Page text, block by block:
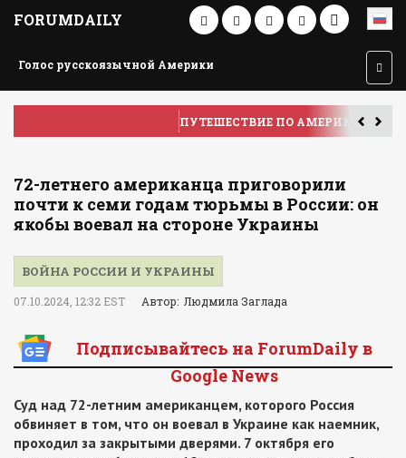
FORUMDAILY
Голос русскоязычной Америки
ПУТЕШЕСТВИЕ ПО АМЕРИКЕ
72-летнего американца приговорили
почти к семи годам тюрьмы в России: он
якобы воевал на стороне Украины
ВОЙНА РОССИИ И УКРАИНЫ
07.10.2024, 12:32 EST Автор: Людмила Заглада
Подписывайтесь на ForumDaily в
Google News
Суд над 72-летним американцем, которого Россия
обвиняет в том, что он воевал в Украине как наемник,
проходил за закрытыми дверями. 7 октября его